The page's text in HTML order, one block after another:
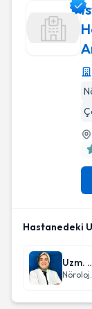
İstanbul
Hastanedeki
Uzm. Dr.
Nöroloji